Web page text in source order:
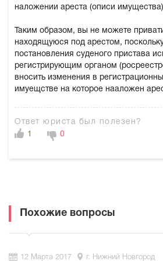
наложении ареста (описи
Таким образом, вы не можете
находящуюся под арестом,
постановления суденого пристава
регистрирующим органом
вносить изменения в
имуещстве на которое нааложен
Ответ юриста был полезен?
1
0
Похожие вопросы
12 Марта 2017 г. Нижний Новгород